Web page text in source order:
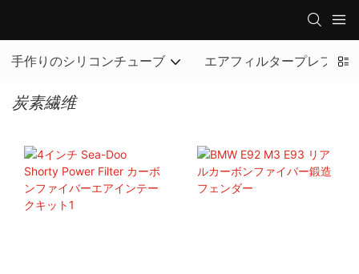
手作りのシリコンチューブ エアフィルタープレフィ
炭素繊维